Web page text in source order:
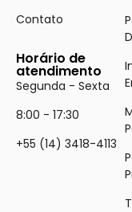
Contato
Horário de
atendimento
Segunda - Sexta
8:00 - 17:30
+55 (14) 3418-4113